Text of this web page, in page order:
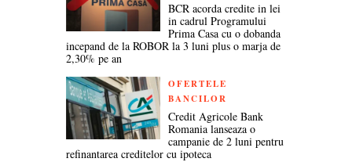
BCR acorda credite in lei
in cadrul Programului
Prima Casa cu o dobanda
incepand de la ROBOR la 3 luni plus o marja de
2,30% pe an
OFERTELE
BANCILOR
Credit Agricole Bank
Romania lanseaza o
campanie de 2 luni pentru
refinantarea creditelor cu ipoteca